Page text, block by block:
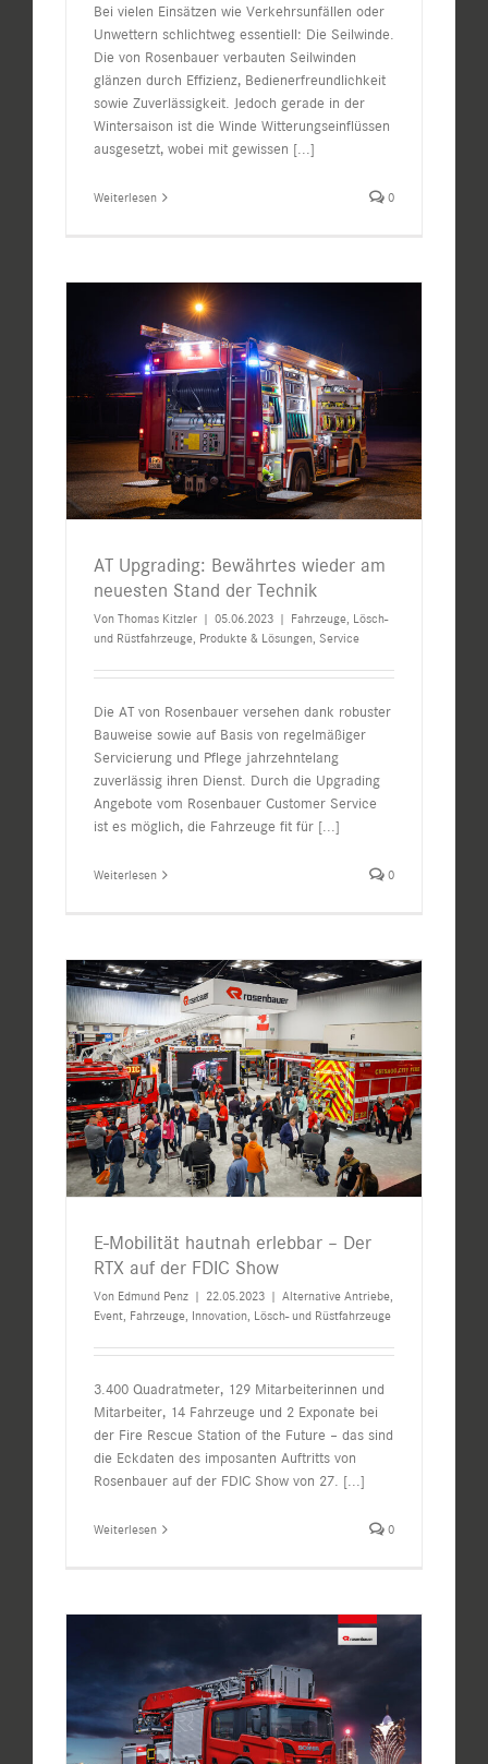
Bei vielen Einsätzen wie Verkehrsunfällen oder
Unwettern schlichtweg essentiell: Die Seilwinde.
Die von Rosenbauer verbauten Seilwinden
glänzen durch Effizienz, Bedienerfreundlichkeit
sowie Zuverlässigkeit. Jedoch gerade in der
Wintersaison ist die Winde Witterungseinflüssen
ausgesetzt, wobei mit gewissen [...]
Weiterlesen 0
AT Upgrading: Bewährtes wieder am
neuesten Stand der Technik
Von Thomas Kitzler | 05.06.2023 | Fahrzeuge, Lösch-
und Rüstfahrzeuge, Produkte & Lösungen, Service
Die AT von Rosenbauer versehen dank robuster
Bauweise sowie auf Basis von regelmäßiger
Servicierung und Pflege jahrzehntelang
zuverlässig ihren Dienst. Durch die Upgrading
Angebote vom Rosenbauer Customer Service
ist es möglich, die Fahrzeuge fit für [...]
Weiterlesen 0
E-Mobilität hautnah erlebbar – Der
RTX auf der FDIC Show
Von Edmund Penz | 22.05.2023 | Alternative Antriebe,
Event, Fahrzeuge, Innovation, Lösch- und Rüstfahrzeuge
3.400 Quadratmeter, 129 Mitarbeiterinnen und
Mitarbeiter, 14 Fahrzeuge und 2 Exponate bei
der Fire Rescue Station of the Future – das sind
die Eckdaten des imposanten Auftritts von
Rosenbauer auf der FDIC Show von 27. [...]
Weiterlesen 0